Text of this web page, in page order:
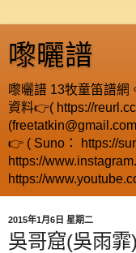
嚟曬譜
嚟曬譜 13牧童笛譜網
資料👉( https://
👉 ( Suno： https://
https://
https://
2015年1月6日 星期二
吳哥窟(吳雨